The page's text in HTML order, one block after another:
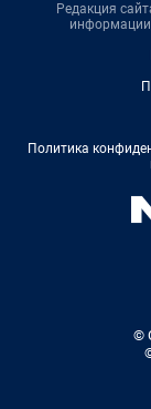
Редакция
Политика
©